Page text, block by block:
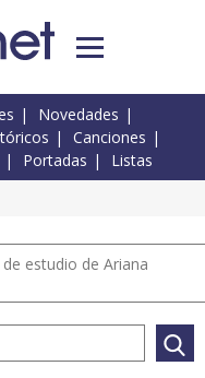
Novedades
Canciones
Portadas Listas
estudio de Ariana